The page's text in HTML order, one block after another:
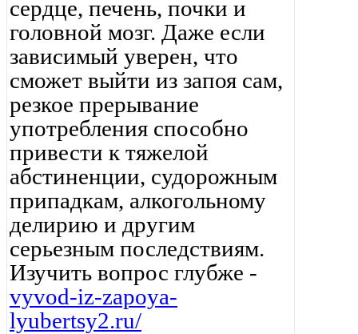
сердце, печень, почки и
головной мозг. Даже если
зависимый уверен, что
сможет выйти из запоя сам,
резкое прерывание
употребления способно
привести к тяжелой
абстиненции, судорожным
припадкам, алкогольному
делирию и другим
серьезным последствиям.
Изучить вопрос глубже -
vyvod-iz-zapoya-
lyubertsy2.ru/